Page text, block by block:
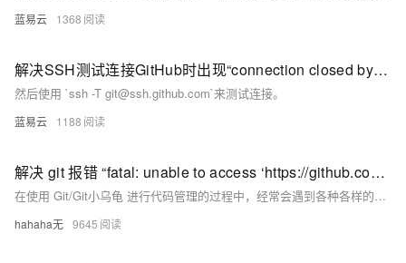
蓝易云 1368
解决SSH测试连接GitHub时出现“connection closed by remote host”的问题。
然后使用 `ssh -T git@ssh.github.com`来测试连接。
蓝易云 1188
解决 git 报错 “fatal: unable to access ‘https://github.com/.../.git‘: Recv failure Connection was rese
在使用 Git/Git小乌龟 进行代码管理的过程中，经常会遇到各种各样的问题，其中之一就是在执行 git clone 或 git pull 等操作时出现 “fatal: unable to access ‘https://github.com/…/.git’: Recv failure Connection was reset” 的报错。这个问题通常是由网络连接问题或代理设置不正确导致的。在我的个人使用经验中，我亲自尝试了四种方法，它们都能够有效地解决这个报错。个人比较推荐方法二。
hahaha无 9645